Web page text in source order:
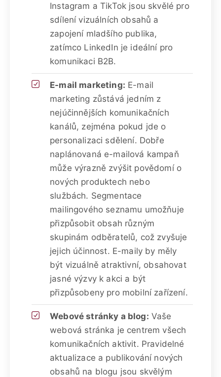
Instagram a TikTok jsou skvělé pro
sdílení vizuálních obsahů a
zapojení mladšího publika,
zatímco LinkedIn je ideální pro
komunikaci B2B.
E-mail marketing: E-mail
marketing zůstává jedním z
nejúčinnějších komunikačních
kanálů, zejména pokud jde o
personalizaci sdělení. Dobře
naplánovaná e-mailová kampaň
může výrazně zvýšit povědomí o
nových produktech nebo
službách. Segmentace
mailingového seznamu umožňuje
přizpůsobit obsah různým
skupinám odběratelů, což zvyšuje
jejich účinnost. E-maily by měly
být vizuálně atraktivní, obsahovat
jasné výzvy k akci a být
přizpůsobeny pro mobilní zařízení.
Webové stránky a blog: Vaše
webová stránka je centrem všech
komunikačních aktivit. Pravidelné
aktualizace a publikování nových
obsahů na blogu jsou skvělým